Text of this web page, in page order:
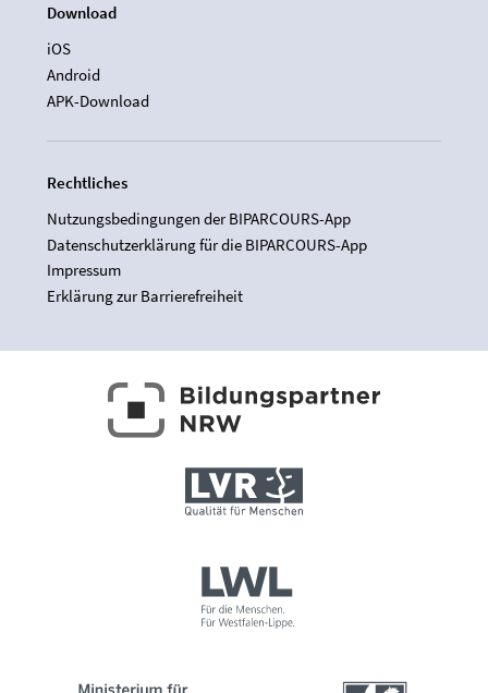
Download
iOS
Android
APK-Download
Rechtliches
Nutzungsbedingungen der BIPARCOURS-App
Datenschutzerklärung für die BIPARCOURS-App
Impressum
Erklärung zur Barrierefreiheit